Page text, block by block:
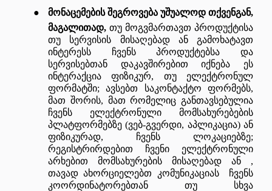
●
მონაცემების შეგროვება უშუალოდ თქვენგან,
მაგალითად, თუ მოგვმართავთ პროდუქტისა
თუ
სერვისის მისაღებად ან
გამოხატავთ
ინტერესს
ჩვენს პროდუქტებსა
და
სერვისებთან
დაკავშირებით იქნება ეს
ინტერაქცია ფიზიკურ, თუ ელექტრონულ
ფორმატში; ავსებთ საკონტაქტო ფორმებს,
მათ შორის, მათ რომელიც განთავსებულია
ჩვენს ელექტრონული მომსახურებების
პლატფორმებზე (ვებ-გვერდი, აპლიკაცია) ან
ფიზიკურად, ჩვენს ლოკაციებზე;
რეგისტრირდებით ჩვენი ელექტრონული
არხებით მომსახურების მისაღებად ან ,
თავად ახორციელებთ კომუნიკაციას ჩვენს
კოორდინატორებთან თუ სხვა